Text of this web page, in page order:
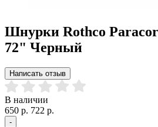
Шнурки Rothco
72" Черный
Написать отзыв
В наличии
650 р. 722 р.
-